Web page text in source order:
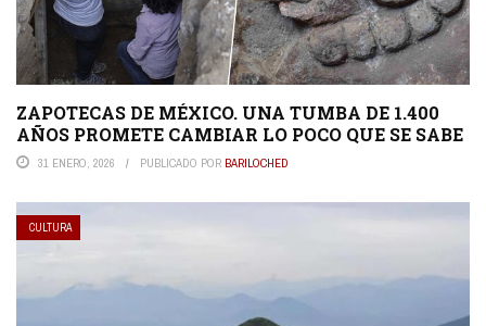
ZAPOTECAS DE MÉXICO. UNA TUMBA DE 1.400
AÑOS PROMETE CAMBIAR LO POCO QUE SE SABE
31 ENERO, 2026 PUBLICADO POR BARILOCHED
CULTURA